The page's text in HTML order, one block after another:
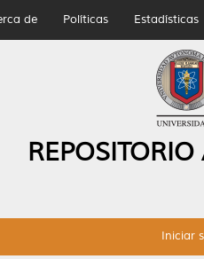
de Políticas Estadísticas
Iniciar